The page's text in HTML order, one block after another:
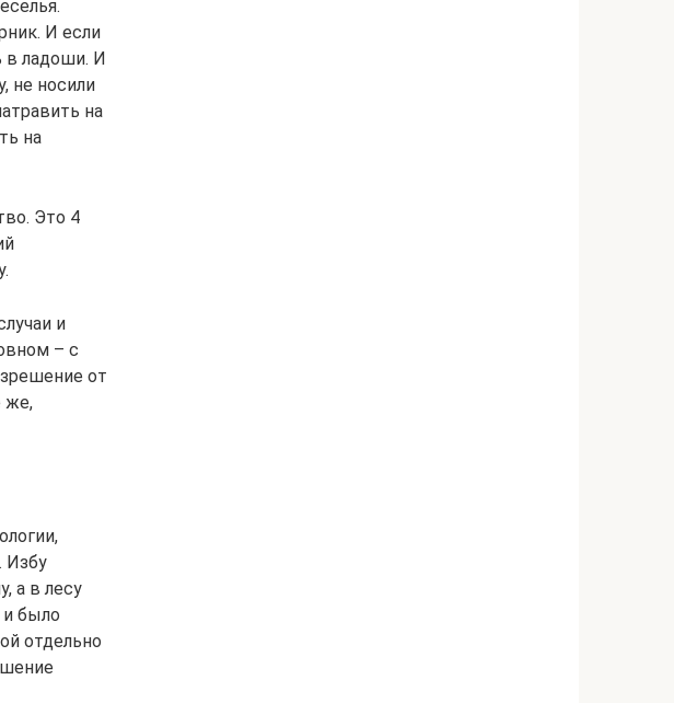
И если
в ладоши. И
не носили
на
на
Это 4
и
– с
от
же,
Избу
а в лесу
и было
отдельно